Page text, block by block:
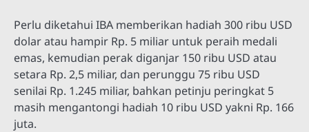
Perlu diketahui IBA memberikan hadiah 300 ribu USD
dolar atau hampir Rp. 5 miliar untuk peraih medali
emas, kemudian perak diganjar 150 ribu USD atau
setara Rp. 2,5 miliar, dan perunggu 75 ribu USD
senilai Rp. 1.245 miliar, bahkan petinju peringkat 5
masih mengantongi hadiah 10 ribu USD yakni Rp. 166
juta.